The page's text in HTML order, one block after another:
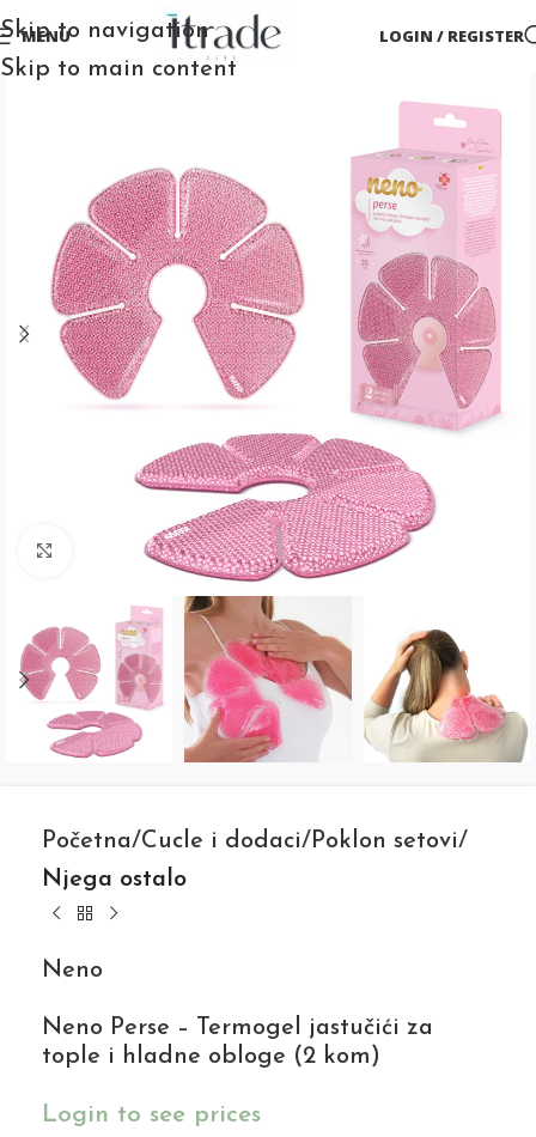
Skip to navigation
Skip to main content
MENU LOGIN / REGISTER
Click to enlarge
Početna Cucle i dodaci Poklon setovi
Njega ostalo
Neno
Neno Perse – Termogel jastučići za
tople i hladne obloge (2 kom)
Login to see prices